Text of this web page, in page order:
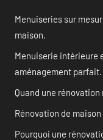
Menuiseries sur
maison.
Menuiserie intérieure
aménagement parfait.
Quand une
Rénovation de
Pourquoi une